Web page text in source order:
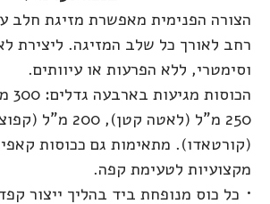
הצורה הפנימית מאפשרת מזיגת חלב
רחב לאורך כל שלב המזיגה. ליצירת
וסימטרי, ללא הפרעות או עיוותים.
מקצועיות לטעימת קפה.
כל כוס מנופחת ביד בהליך ייצור